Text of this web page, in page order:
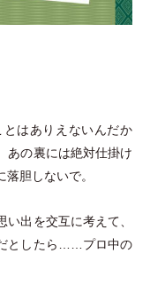
はありえないんだか
の裏には絶対仕掛け
胆しないで。
出を交互に考えて、
としたら……プロ中の